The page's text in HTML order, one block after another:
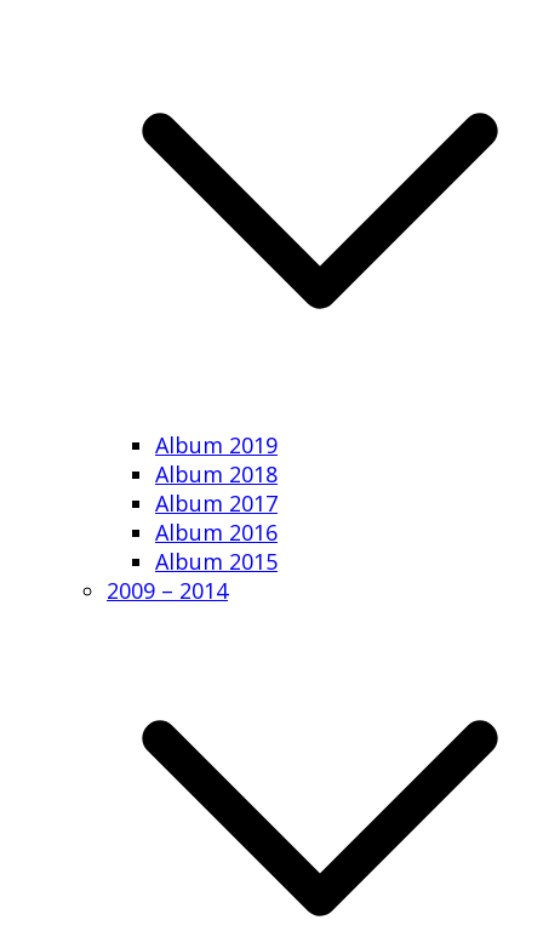
Album 2019
Album 2018
Album 2017
Album 2016
Album 2015
2009 – 2014